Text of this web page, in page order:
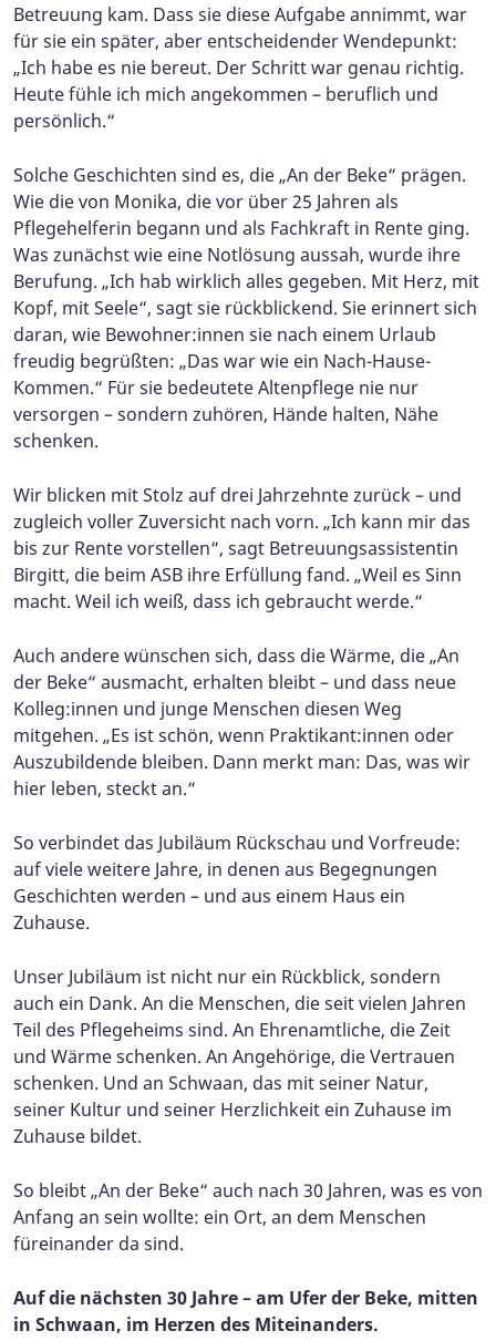
Betreuung kam. Dass sie diese Aufgabe annimmt, war
für sie ein später, aber entscheidender Wendepunkt:
„Ich habe es nie bereut. Der Schritt war genau richtig.
Heute fühle ich mich angekommen – beruflich und
persönlich.“
Solche Geschichten sind es, die „An der Beke“ prägen.
Wie die von Monika, die vor über 25 Jahren als
Pflegehelferin begann und als Fachkraft in Rente ging.
Was zunächst wie eine Notlösung aussah, wurde ihre
Berufung. „Ich hab wirklich alles gegeben. Mit Herz, mit
Kopf, mit Seele“, sagt sie rückblickend. Sie erinnert sich
daran, wie Bewohner:innen sie nach einem Urlaub
freudig begrüßten: „Das war wie ein Nach-Hause-
Kommen.“ Für sie bedeutete Altenpflege nie nur
versorgen – sondern zuhören, Hände halten, Nähe
schenken.
Wir blicken mit Stolz auf drei Jahrzehnte zurück – und
zugleich voller Zuversicht nach vorn. „Ich kann mir das
bis zur Rente vorstellen“, sagt Betreuungsassistentin
Birgitt, die beim ASB ihre Erfüllung fand. „Weil es Sinn
macht. Weil ich weiß, dass ich gebraucht werde.“
Auch andere wünschen sich, dass die Wärme, die „An
der Beke“ ausmacht, erhalten bleibt – und dass neue
Kolleg:innen und junge Menschen diesen Weg
mitgehen. „Es ist schön, wenn Praktikant:innen oder
Auszubildende bleiben. Dann merkt man: Das, was wir
hier leben, steckt an.“
So verbindet das Jubiläum Rückschau und Vorfreude:
auf viele weitere Jahre, in denen aus Begegnungen
Geschichten werden – und aus einem Haus ein
Zuhause.
Unser Jubiläum ist nicht nur ein Rückblick, sondern
auch ein Dank. An die Menschen, die seit vielen Jahren
Teil des Pflegeheims sind. An Ehrenamtliche, die Zeit
und Wärme schenken. An Angehörige, die Vertrauen
schenken. Und an Schwaan, das mit seiner Natur,
seiner Kultur und seiner Herzlichkeit ein Zuhause im
Zuhause bildet.
So bleibt „An der Beke“ auch nach 30 Jahren, was es von
Anfang an sein wollte: ein Ort, an dem Menschen
füreinander da sind.
Auf die nächsten 30 Jahre – am Ufer der Beke, mitten
in Schwaan, im Herzen des Miteinanders.